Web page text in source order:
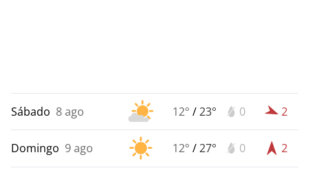
Sábado 8 ago 12° /23° 0 2
Domingo 9 ago 12° /27° 0 2